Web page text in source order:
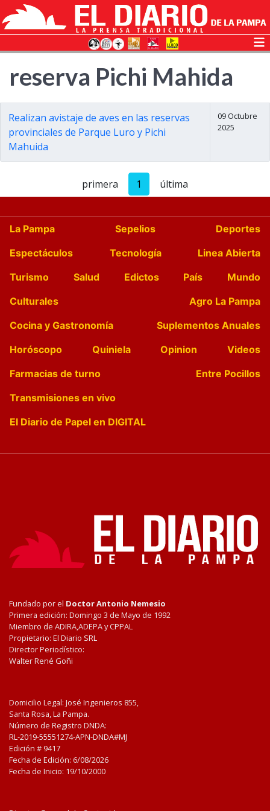
reserva Pichi Mahida
Realizan avistaje de aves en las reservas
provinciales de Parque Luro y Pichi
Mahuida
09 Octubre
2025
primera 1 última
La Pampa Sepelios
Deportes
Espectáculos
Tecnología
Linea Abierta
Turismo
Salud Edictos País
Mundo
Culturales
Agro La Pampa
Cocina y Gastronomía
Suplementos Anuales
Horóscopo
Quiniela Opinion
Videos
Farmacias de turno
Entre Pocillos
Transmisiones en vivo
El Diario de Papel en DIGITAL
Fundado por el Doctor Antonio Nemesio
Primera edición: Domingo 3 de Mayo de 1992
Miembro de ADIRA,ADEPA y CPPAL
Propietario: El Diario SRL
Director Periodístico:
Walter René Goñi
Domicilio Legal: José Ingenieros 855,
Santa Rosa, La Pampa.
Número de Registro DNDA:
RL-2019-55551274-APN-DNDA#MJ
Edición # 9417
Fecha de Edición: 6/08/2026
Fecha de Inicio: 19/10/2000